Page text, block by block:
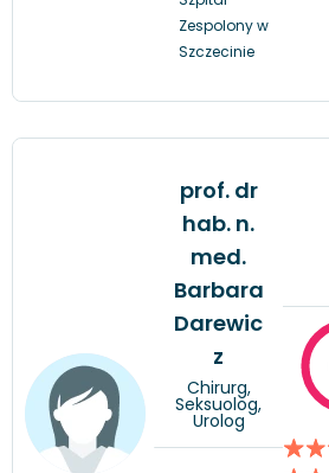
Zespolony w
Szczecinie
prof. dr
hab. n.
med.
Barbara
Darewic
z
Chirurg,
Seksuolog,
Urolog